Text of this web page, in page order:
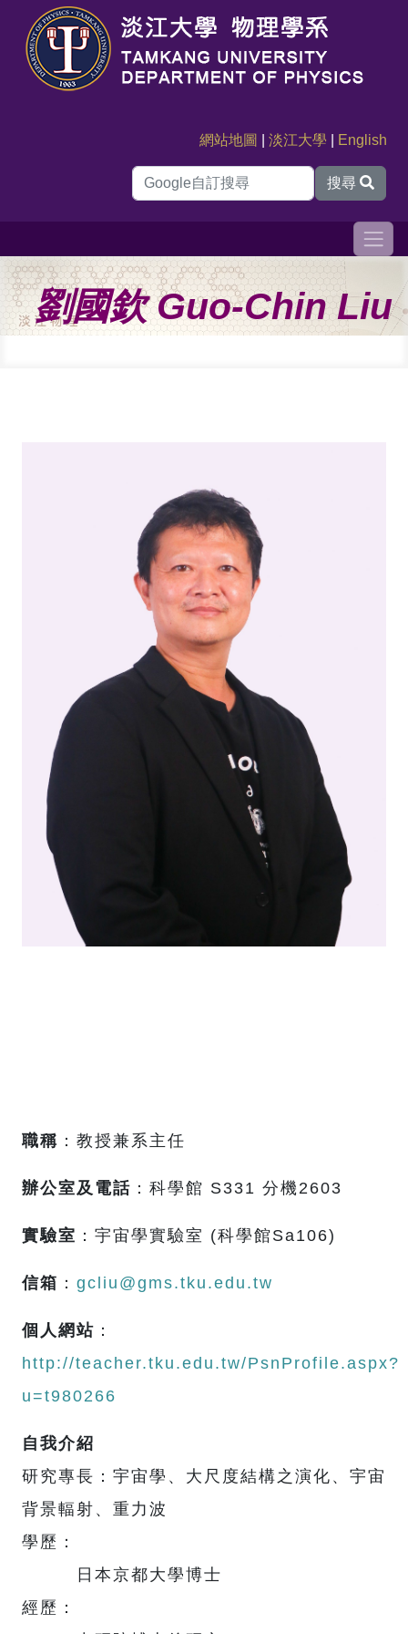
網站地圖 |淡江大學 English
搜尋
劉國欽 Guo-Chin Liu
職稱 ：教授兼系主任
辦公室及電話 ：科學館 S331 分機2603
實驗室 ：宇宙學實驗室 (科學館Sa106)
信箱 ： gcliu@gms.tku.edu.tw
個人網站 ：
http://teacher.tku.edu.tw/PsnProfile.aspx?
u=t980266
自我介紹
研究專長：宇宙學、大尺度結構之演化、宇宙
背景輻射、重力波
學歷：
日本京都大學博士
經歷：